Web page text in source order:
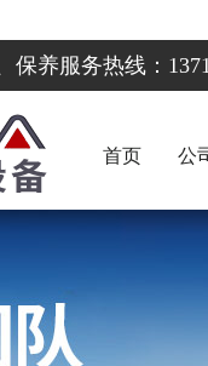
养服务热线：
首页 公